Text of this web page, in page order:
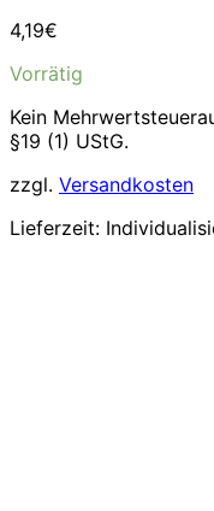
4,19€
Vorrätig
Kein
§19 (1) UStG.
zzgl. Versandkosten
Lieferzeit: